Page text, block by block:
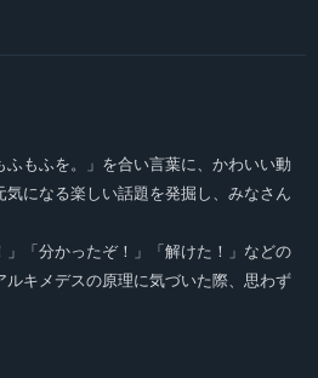
もふを。」を合い言葉に、かわいい動
になる楽しい話題を発掘し、みなさん
」「分かったぞ！」「解けた！」などの
キメデスの原理に気づいた際、思わず